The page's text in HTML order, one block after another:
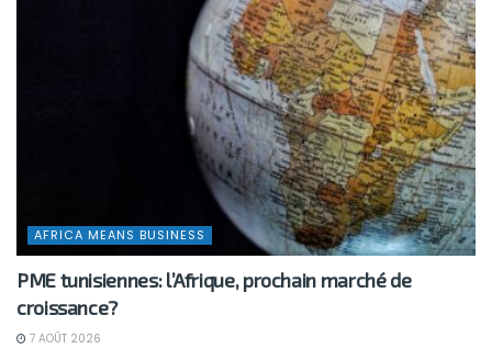
AFRICA MEANS BUSINESS
PME tunisiennes: l’Afrique, prochain marché de
croissance?
7 AOÛT 2026